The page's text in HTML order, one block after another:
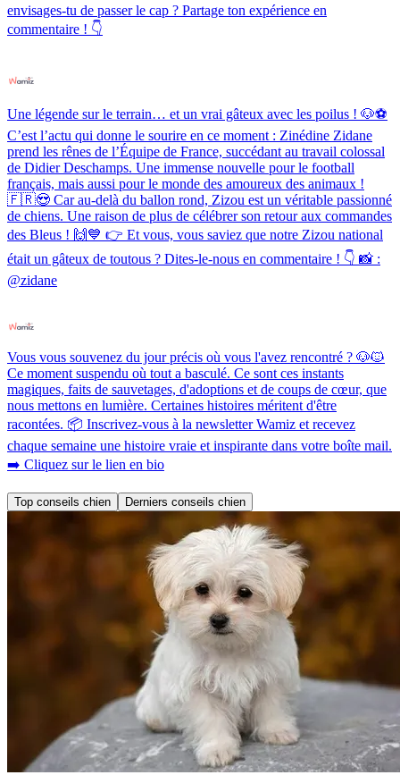
envisages-tu de passer le cap ? Partage ton expérience en
commentaire ! 👇
Une légende sur le terrain… et un vrai gâteux avec les poilus ! 🐶⚽️
C’est l’actu qui donne le sourire en ce moment : Zinédine Zidane
prend les rênes de l’Équipe de France, succédant au travail colossal
de Didier Deschamps. Une immense nouvelle pour le football
français, mais aussi pour le monde des amoureux des animaux !
🇫🇷😍 Car au-delà du ballon rond, Zizou est un véritable passionné
de chiens. Une raison de plus de célébrer son retour aux commandes
des Bleus ! 🙌💙 👉 Et vous, vous saviez que notre Zizou national
était un gâteux de toutous ? Dites-le-nous en commentaire ! 👇 📸 :
@zidane
Vous vous souvenez du jour précis où vous l'avez rencontré ? 🐶🐱
Ce moment suspendu où tout a basculé. Ce sont ces instants
magiques, faits de sauvetages, d'adoptions et de coups de cœur, que
nous mettons en lumière. Certaines histoires méritent d'être
racontées. 📦 Inscrivez-vous à la newsletter Wamiz et recevez
chaque semaine une histoire vraie et inspirante dans votre boîte mail.
➡️ Cliquez sur le lien en bio
Top conseils chien Derniers conseils chien